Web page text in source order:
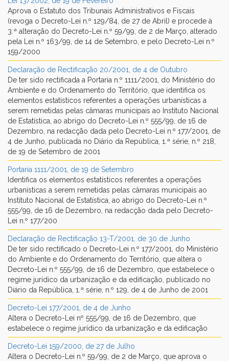
Aprova o Estatuto dos Tribunais Administrativos e Fiscais
(revoga o Decreto-Lei n.º 129/84, de 27 de Abril) e procede à
3.ª alteração do Decreto-Lei n.º 59/99, de 2 de Março, alterado
pela Lei n.º 163/99, de 14 de Setembro, e pelo Decreto-Lei n.º
159/2000
Declaração de Rectificação 20/2001, de 4 de Outubro
De ter sido rectificada a Portaria n.º 1111/2001, do Ministério do
Ambiente e do Ordenamento do Território, que identifica os
elementos estatísticos referentes a operações urbanísticas a
serem remetidas pelas câmaras municipais ao Instituto Nacional
de Estatística, ao abrigo do Decreto-Lei n.º 555/99, de 16 de
Dezembro, na redacção dada pelo Decreto-Lei n.º 177/2001, de
4 de Junho, publicada no Diário da República, 1.ª série, n.º 218,
de 19 de Setembro de 2001
Portaria 1111/2001, de 19 de Setembro
Identifica os elementos estatísticos referentes a operações
urbanísticas a serem remetidas pelas câmaras municipais ao
Instituto Nacional de Estatística, ao abrigo do Decreto-Lei n.º
555/99, de 16 de Dezembro, na redacção dada pelo Decreto-
Lei n.º 177/200
Declaração de Rectificação 13-T/2001, de 30 de Junho
De ter sido rectificado o Decreto-Lei n.º 177/2001, do Ministério
do Ambiente e do Ordenamento do Território, que altera o
Decreto-Lei n.º 555/99, de 16 de Dezembro, que estabelece o
regime jurídico da urbanização e da edificação, publicado no
Diário da República, 1.ª série, n.º 129, de 4 de Junho de 2001
Decreto-Lei 177/2001, de 4 de Junho
Altera o Decreto-Lei nº 555/99, de 16 de Dezembro, que
estabelece o regime jurídico da urbanização e da edificação
Decreto-Lei 159/2000, de 27 de Julho
Altera o Decreto-Lei n.º 59/99, de 2 de Março, que aprova o